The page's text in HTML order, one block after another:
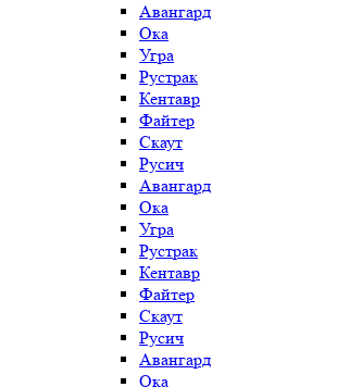
Авангард
Ока
Угра
Рустрак
Кентавр
Файтер
Скаут
Русич
Авангард
Ока
Угра
Рустрак
Кентавр
Файтер
Скаут
Русич
Авангард
Ока